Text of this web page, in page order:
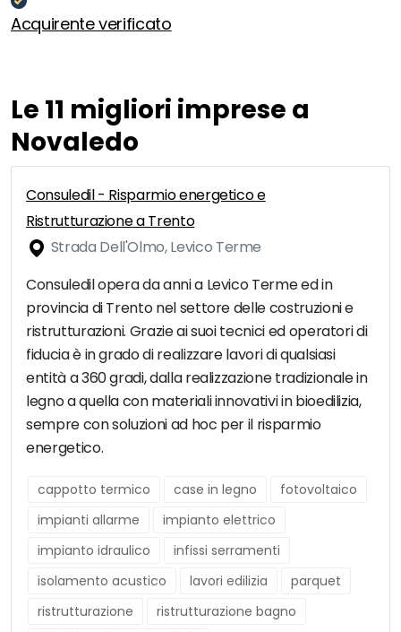
Acquirente verificato
Le 11 migliori imprese a
Novaledo
Consuledil - Risparmio energetico e
Ristrutturazione a Trento
Strada Dell'Olmo, Levico Terme
Consuledil opera da anni a Levico Terme ed in
provincia di Trento nel settore delle costruzioni e
ristrutturazioni. Grazie ai suoi tecnici ed operatori di
fiducia è in grado di realizzare lavori di qualsiasi
entità a 360 gradi, dalla realizzazione tradizionale in
legno a quella con materiali innovativi in bioedilizia,
sempre con soluzioni ad hoc per il risparmio
energetico.
cappotto termico case in legno
fotovoltaico
impianti allarme
impianto elettrico
impianto idraulico
infissi serramenti
isolamento acustico
lavori edilizia
parquet
ristrutturazione
ristrutturazione bagno